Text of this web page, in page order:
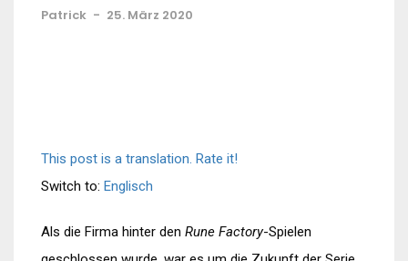
Patrick - 25. März 2020
This post is a translation. Rate it!
Switch to: Englisch
Als die Firma hinter den Rune Factory-Spielen